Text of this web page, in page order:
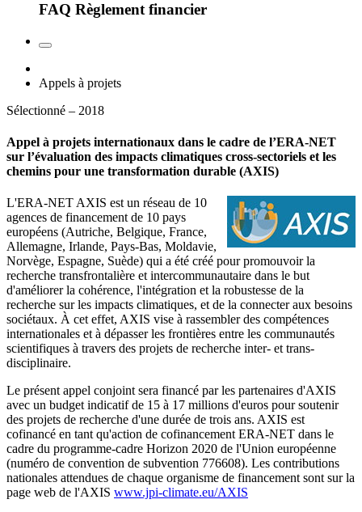
FAQ Règlement financier
Appels à projets
Sélectionné – 2018
Appel à projets internationaux dans le cadre de l’ERA-NET
sur l’évaluation des impacts climatiques cross-sectoriels et les
chemins pour une transformation durable (AXIS)
L'ERA-NET AXIS est un réseau de 10
agences de financement de 10 pays
européens (Autriche, Belgique, France,
Allemagne, Irlande, Pays-Bas, Moldavie,
Norvège, Espagne, Suède) qui a été créé pour promouvoir la
recherche transfrontalière et intercommunautaire dans le but
d'améliorer la cohérence, l'intégration et la robustesse de la
recherche sur les impacts climatiques, et de la connecter aux besoins
sociétaux. À cet effet, AXIS vise à rassembler des compétences
internationales et à dépasser les frontières entre les communautés
scientifiques à travers des projets de recherche inter- et trans-
disciplinaire.
Le présent appel conjoint sera financé par les partenaires d'AXIS
avec un budget indicatif de 15 à 17 millions d'euros pour soutenir
des projets de recherche d'une durée de trois ans. AXIS est
cofinancé en tant qu'action de cofinancement ERA-NET dans le
cadre du programme-cadre Horizon 2020 de l'Union européenne
(numéro de convention de subvention 776608). Les contributions
nationales attendues de chaque organisme de financement sont sur la
page web de l'AXIS www.jpi-climate.eu/AXIS